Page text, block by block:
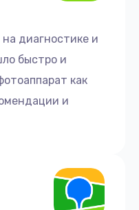
диагностике и
быстро и
как
и